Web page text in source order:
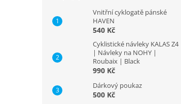
Vnitřní cyklogatě pánské
HAVEN
540 Kč
Cyklistické návleky KALAS Z4
| Návleky na NOHY |
Roubaix | Black
990 Kč
Dárkový poukaz
500 Kč